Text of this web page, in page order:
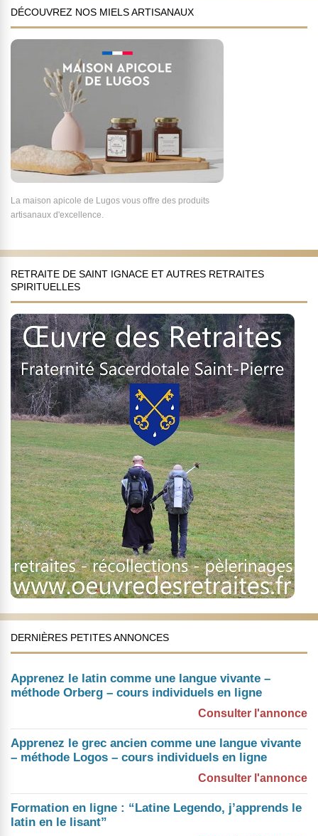
DÉCOUVREZ NOS MIELS ARTISANAUX
La maison apicole de Lugos vous offre des produits
artisanaux d'excellence.
RETRAITE DE SAINT IGNACE ET AUTRES RETRAITES
SPIRITUELLES
DERNIÈRES PETITES ANNONCES
Apprenez le latin comme une langue vivante –
méthode Orberg – cours individuels en ligne
Consulter l'annonce
Apprenez le grec ancien comme une langue vivante
– méthode Logos – cours individuels en ligne
Consulter l'annonce
Formation en ligne : “Latine Legendo, j’apprends le
latin en le lisant”